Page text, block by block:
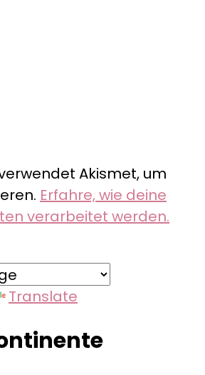
Akismet, um
Erfahre, wie deine
verarbeitet werden.
Translate